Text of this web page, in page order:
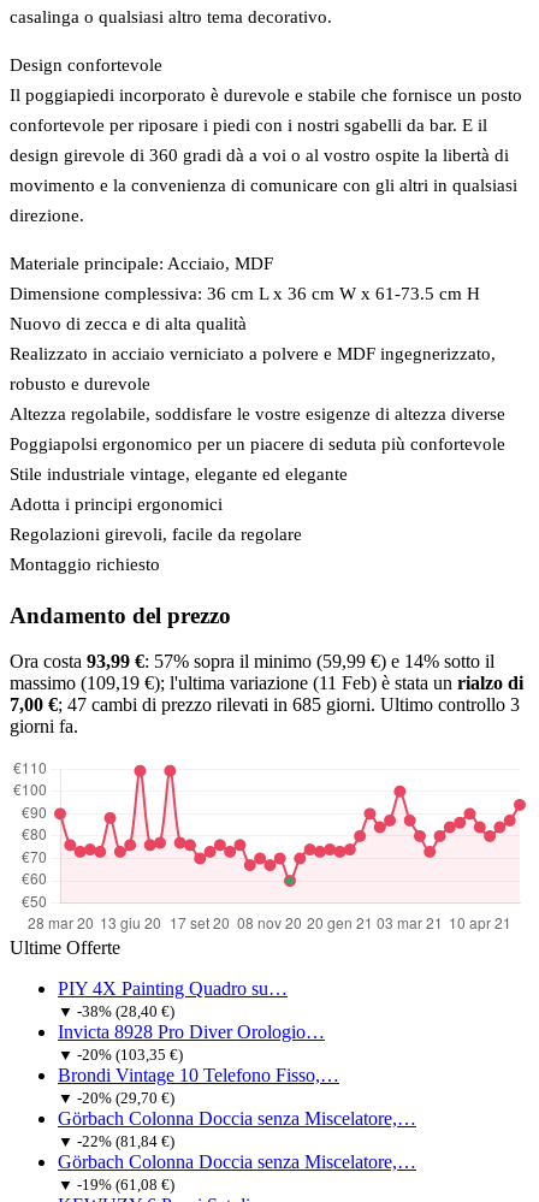
casalinga o qualsiasi altro tema decorativo.
Design confortevole
Il poggiapiedi incorporato è durevole e stabile che fornisce un posto
confortevole per riposare i piedi con i nostri sgabelli da bar. E il
design girevole di 360 gradi dà a voi o al vostro ospite la libertà di
movimento e la convenienza di comunicare con gli altri in qualsiasi
direzione.
Materiale principale: Acciaio, MDF
Dimensione complessiva: 36 cm L x 36 cm W x 61-73.5 cm H
Nuovo di zecca e di alta qualità
Realizzato in acciaio verniciato a polvere e MDF ingegnerizzato,
robusto e durevole
Altezza regolabile, soddisfare le vostre esigenze di altezza diverse
Poggiapolsi ergonomico per un piacere di seduta più confortevole
Stile industriale vintage, elegante ed elegante
Adotta i principi ergonomici
Regolazioni girevoli, facile da regolare
Montaggio richiesto
Andamento del prezzo
Ora costa 93,99 €: 57% sopra il minimo (59,99 €) e 14% sotto il
massimo (109,19 €); l'ultima variazione (11 Feb) è stata un rialzo di
7,00 €; 47 cambi di prezzo rilevati in 685 giorni. Ultimo controllo 3
giorni fa.
Ultime Offerte
PIY 4X Painting Quadro su…
▼ -38% (28,40 €)
Invicta 8928 Pro Diver Orologio…
▼ -20% (103,35 €)
Brondi Vintage 10 Telefono Fisso,…
▼ -20% (29,70 €)
Görbach Colonna Doccia senza Miscelatore,…
▼ -22% (81,84 €)
Görbach Colonna Doccia senza Miscelatore,…
▼ -19% (61,08 €)